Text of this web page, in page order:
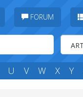
FORUM
U V W X Y